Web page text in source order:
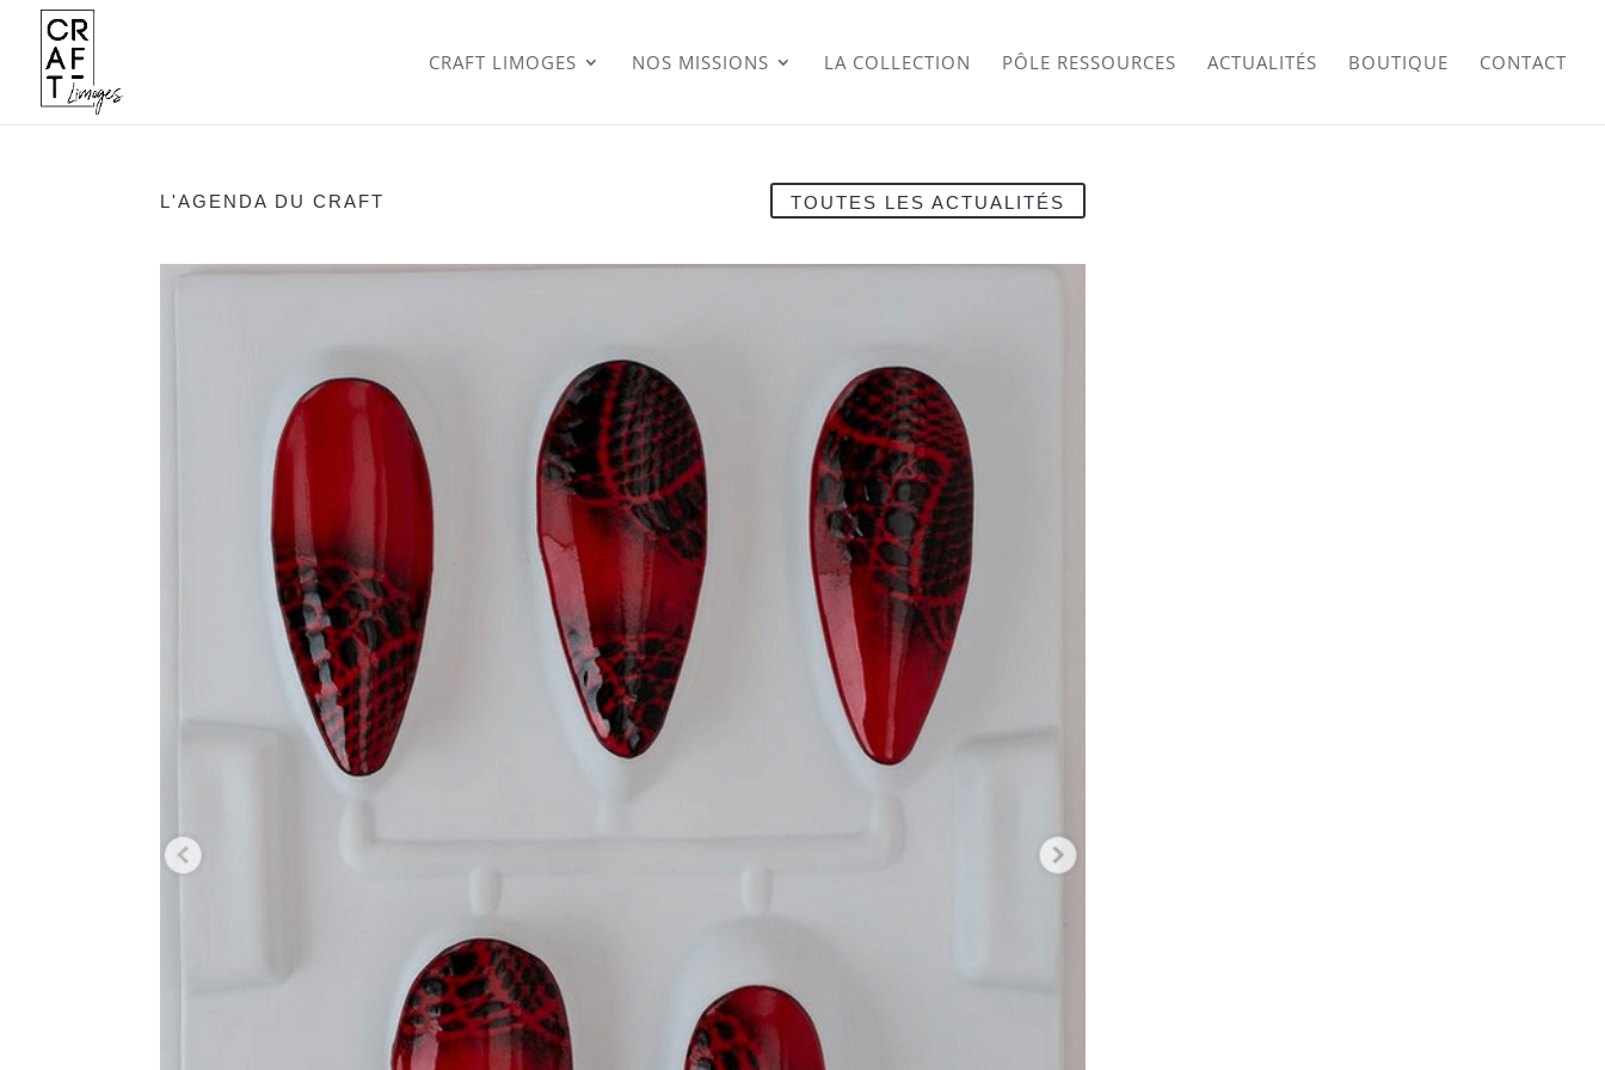
CRAFT LIMOGES NOS MISSIONS LA COLLECTION PÔLE RESSOURCES ACTUALITÉS BOUTIQUE CONTACT
L'AGENDA DU CRAFT TOUTES LES ACTUALITÉS